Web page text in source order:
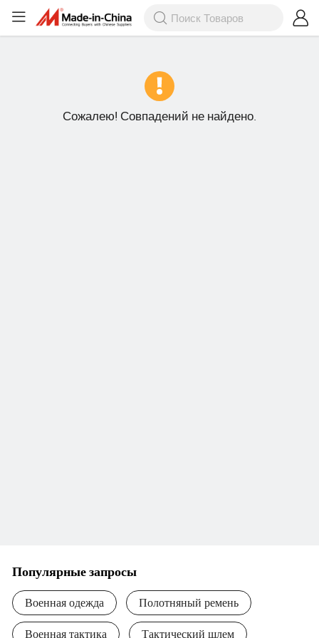
Сожалею! Совпадений не найдено.
Популярные запросы
Военная одежда Полотняный ремень
Военная тактика Тактический шлем